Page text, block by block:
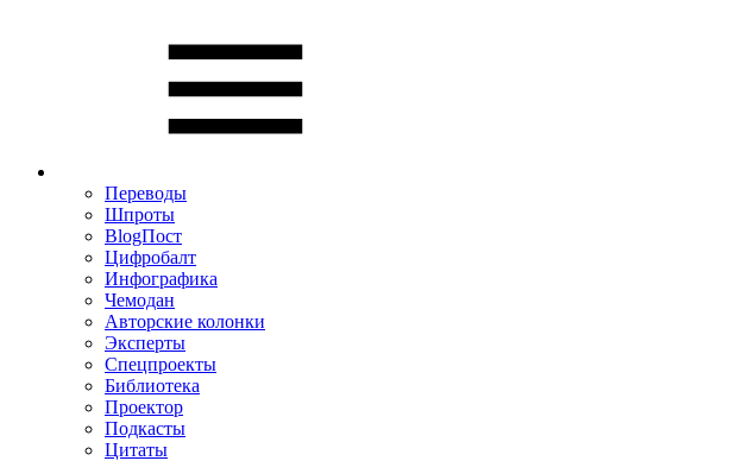
Переводы
Шпроты
BlogПост
Цифробалт
Инфографика
Чемодан
Авторские колонки
Эксперты
Спецпроекты
Библиотека
Проектор
Подкасты
Цитаты